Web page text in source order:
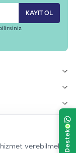
KAYIT OL
verebilmek